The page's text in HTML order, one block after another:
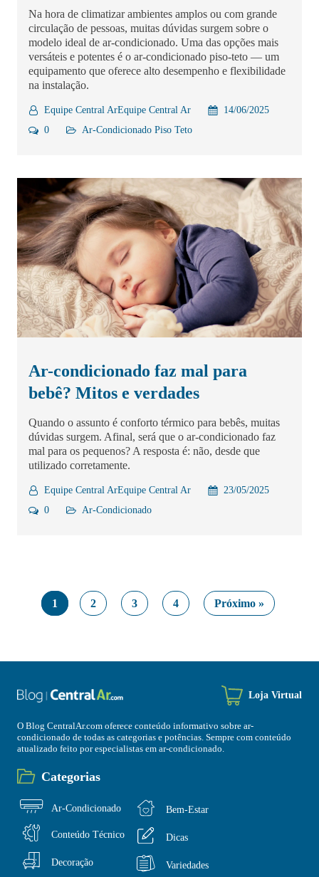
Na hora de climatizar ambientes amplos ou com grande
circulação de pessoas, muitas dúvidas surgem sobre o
modelo ideal de ar-condicionado. Uma das opções mais
versáteis e potentes é o ar-condicionado piso-teto — um
equipamento que oferece alto desempenho e flexibilidade
na instalação.
Equipe Central ArEquipe Central Ar
14/06/2025
0
Ar-Condicionado Piso Teto
Ar-condicionado faz mal para
bebê? Mitos e verdades
Quando o assunto é conforto térmico para bebês, muitas
dúvidas surgem. Afinal, será que o ar-condicionado faz
mal para os pequenos? A resposta é: não, desde que
utilizado corretamente.
Equipe Central ArEquipe Central Ar
23/05/2025
0
Ar-Condicionado
1 2 3 4 Próximo »
Loja Virtual
O Blog CentralAr.com oferece conteúdo informativo sobre ar-
condicionado de todas as categorias e potências. Sempre com conteúdo
atualizado feito por especialistas em ar-condicionado.
Categorias
Ar-Condicionado
Conteúdo Técnico
Decoração
Bem-Estar
Dicas
Variedades